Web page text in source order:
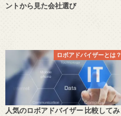
ントから見た会社選び
ロボアドバイザーとは？
人気のロボアドバイザー 比較してみ